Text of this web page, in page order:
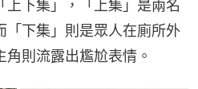
下集」，「上集」是兩名
「下集」則是眾人在廁所外
則流露出尷尬表情。